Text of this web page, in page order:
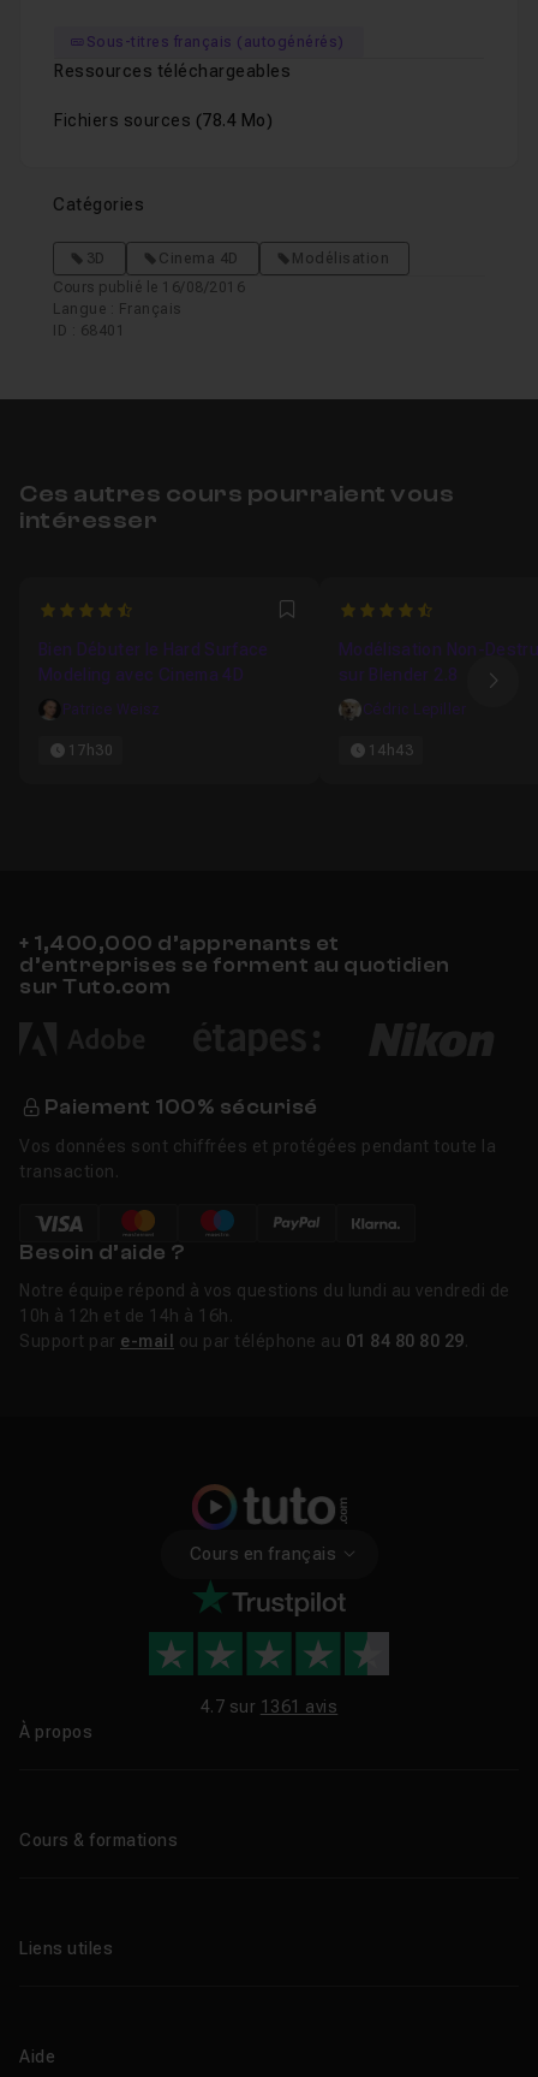
Sous-titres français (autogénérés)
Ressources téléchargeables
Fichiers sources (78.4 Mo)
Catégories
3D Cinema 4D
Modélisation
Cours publié le 16/08/2016
Langue : Français
ID : 68401
Ces autres cours pourraient vous
intéresser
4.25 Favori
Bien Débuter le Hard Surface
Modeling avec Cinema 4D
Patrice Weisz
17h30
4.9
Modélisation Non-
sur Blender 2.8
Cédric Lepiller
14h43
+ 1,400,000 d’apprenants et
d’entreprises se forment au quotidien
sur Tuto.com
Paiement 100% sécurisé
Vos données sont chiffrées et protégées pendant toute la
transaction.
Besoin d’aide ?
Notre équipe répond à vos questions du lundi au vendredi de
10h à 12h et de 14h à 16h.
Support par e-mail ou par téléphone au 01 84 80 80 29
Cours en français
4.7 sur 1361 avis
À propos
Cours & formations
Formations certifiantes
Promos
Liens utiles
Centres de formation
Aide